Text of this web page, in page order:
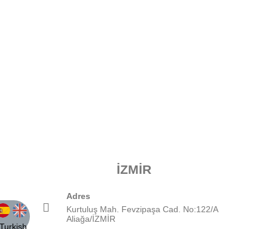
İZMIR
Adres
Kurtuluş Mah. Fevzipaşa Cad. No:122/A
Aliağa/İZMİR